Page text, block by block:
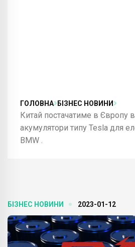
ГОЛОВНА БІЗНЕС НОВИНИ
Китай постачатиме в Європу
акумулятори типу Tesla для
BMW .
БІЗНЕС НОВИНИ 2023-01-12